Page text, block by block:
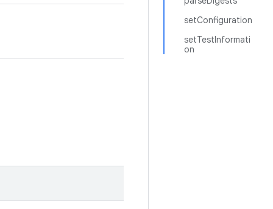
setConfiguration
setTestInformati
on